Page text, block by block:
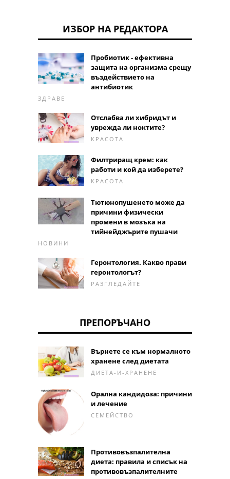
ИЗБОР НА РЕДАКТОРА
Пробиотик - ефективна
защита на организма срещу
въздействието на
антибиотик
ЗДРАВЕ
Отслабва ли хибридът и
уврежда ли ноктите?
КРАСОТА
Филтриращ крем: как
работи и кой да изберете?
КРАСОТА
Тютюнопушенето може да
причини физически
промени в мозъка на
тийнейджърите пушачи
НОВИНИ
Геронтология. Какво прави
геронтологът?
РАЗГЛЕДАЙТЕ
ПРЕПОРЪЧАНО
Върнете се към нормалното
хранене след диетата
ДИЕТА-И-ХРАНЕНЕ
Орална кандидоза: причини
и лечение
СЕМЕЙСТВО
Противовъзпалителна
диета: правила и списък на
противовъзпалителните